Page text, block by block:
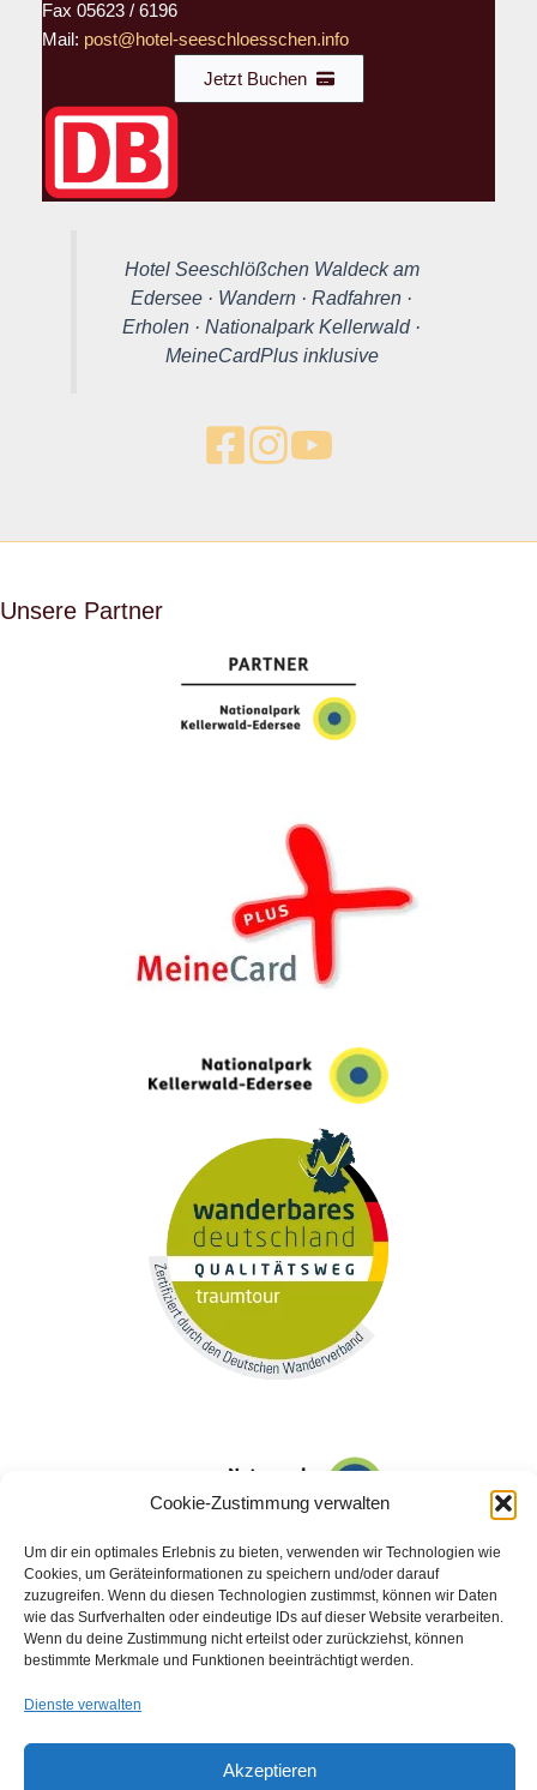
Cookie-Zustimmung verwalten
Um dir ein optimales Erlebnis zu bieten, verwenden wir Technologien wie
Cookies, um Geräteinformationen zu speichern und/oder darauf
zuzugreifen. Wenn du diesen Technologien zustimmst, können wir Daten
wie das Surfverhalten oder eindeutige IDs auf dieser Website verarbeiten.
Wenn du deine Zustimmung nicht erteilst oder zurückziehst, können
bestimmte Merkmale und Funktionen beeinträchtigt werden.
Dienste verwalten
Akzeptieren
Fax 05623 / 6196
Mail: post@hotel-seeschloesschen.info
Jetzt Buchen
Hotel Seeschlößchen Waldeck am
Edersee · Wandern · Radfahren ·
Erholen · Nationalpark Kellerwald ·
MeineCardPlus inklusive
Unsere Partner